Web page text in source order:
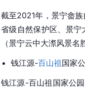
截至2021年， 景宁畲族
省级自然保护区、景
（景宁云中大漈风景
钱江源-百山祖国家
钱江源-百山祖国家公